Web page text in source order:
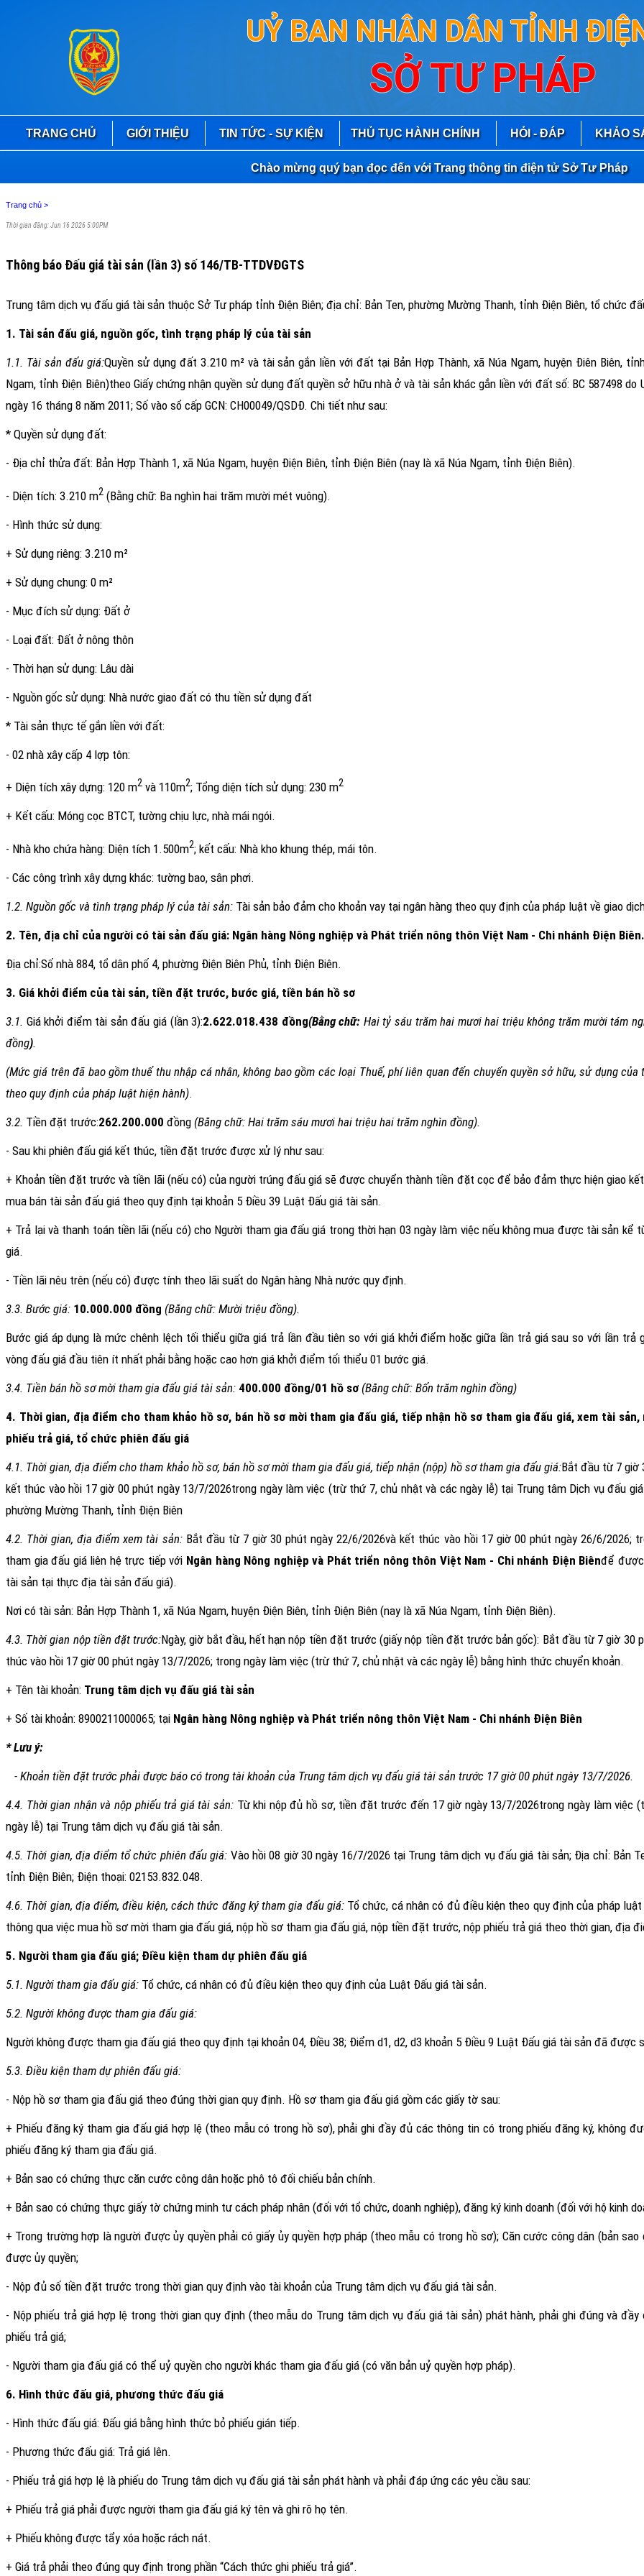
UỶ BAN NHÂN DÂN TỈNH
SỞ TƯ PHÁP
TRANG CHỦ GIỚI THIỆU TIN TỨC - SỰ KIỆN THỦ TỤC HÀNH CHÍNH HỎI - ĐÁP KHẢO
Chào mừng quý bạn đọc đến với Trang thông tin điện tử Sở Tư Pháp
Trang chủ >
Thời gian đăng: Jun 16 2026 5:00PM
Thông báo Đấu giá tài sản (lần 3) số 146/TB-TTDVĐGTS
Trung tâm dịch vụ đấu giá tài sản thuộc Sở Tư pháp tỉnh Điện Biên; địa chỉ: Bản Ten, phường Mường Thanh, tỉnh Điện Biên, tổ chức
1. Tài sản đấu giá, nguồn gốc, tình trạng pháp lý của tài sản
1.1. Tài sản đấu giá:Quyền sử dụng đất 3.210 m² và tài sản gắn liền với đất tại Bản Hợp Thành, xã Núa Ngam, huyện Điên Biên,
Ngam, tỉnh Điện Biên)theo Giấy chứng nhận quyền sử dụng đất quyền sở hữu nhà ở và tài sản khác gắn liền với đất số: BC 587498 do
ngày 16 tháng 8 năm 2011; Số vào sổ cấp GCN: CH00049/QSDĐ. Chi tiết như sau:
* Quyền sử dụng đất:
- Địa chỉ thửa đất: Bản Hợp Thành 1, xã Núa Ngam, huyện Điện Biên, tỉnh Điện Biên (nay là xã Núa Ngam, tỉnh Điện Biên).
- Diện tích: 3.210 m2 (Bằng chữ: Ba nghìn hai trăm mười mét vuông).
- Hình thức sử dụng:
+ Sử dụng riêng: 3.210 m²
+ Sử dụng chung: 0 m²
- Mục đích sử dụng: Đất ở
- Loại đất: Đất ở nông thôn
- Thời hạn sử dụng: Lâu dài
- Nguồn gốc sử dụng: Nhà nước giao đất có thu tiền sử dụng đất
* Tài sản thực tế gắn liền với đất:
- 02 nhà xây cấp 4 lợp tôn:
+ Diện tích xây dựng: 120 m2 và 110m2; Tổng diện tích sử dụng: 230 m2
+ Kết cấu: Móng cọc BTCT, tường chịu lực, nhà mái ngói.
- Nhà kho chứa hàng: Diện tích 1.500m2; kết cấu: Nhà kho khung thép, mái tôn.
- Các công trình xây dựng khác: tường bao, sân phơi.
1.2. Nguồn gốc và tình trạng pháp lý của tài sản: Tài sản bảo đảm cho khoản vay tại ngân hàng theo quy định của pháp luật về giao
2. Tên, địa chỉ của người có tài sản đấu giá: Ngân hàng Nông nghiệp và Phát triển nông thôn Việt Nam - Chi nhánh Điện Biên.
Địa chỉ:Số nhà 884, tổ dân phố 4, phường Điện Biên Phủ, tỉnh Điện Biên.
3. Giá khởi điểm của tài sản, tiền đặt trước, bước giá, tiền bán hồ sơ
3.1. Giá khởi điểm tài sản đấu giá (lần 3):2.622.018.438 đồng(Bằng chữ: Hai tỷ sáu trăm hai mươi hai triệu không trăm mười tám
đồng).
(Mức giá trên đã bao gồm thuế thu nhập cá nhân, không bao gồm các loại Thuế, phí liên quan đến chuyển quyền sở hữu, sử dụng
theo quy định của pháp luật hiện hành).
3.2. Tiền đặt trước:262.200.000 đồng (Bằng chữ: Hai trăm sáu mươi hai triệu hai trăm nghìn đồng).
- Sau khi phiên đấu giá kết thúc, tiền đặt trước được xử lý như sau:
+ Khoản tiền đặt trước và tiền lãi (nếu có) của người trúng đấu giá sẽ được chuyển thành tiền đặt cọc để bảo đảm thực hiện giao
mua bán tài sản đấu giá theo quy định tại khoản 5 Điều 39 Luật Đấu giá tài sản.
+ Trả lại và thanh toán tiền lãi (nếu có) cho Người tham gia đấu giá trong thời hạn 03 ngày làm việc nếu không mua được tài sản kể
giá.
- Tiền lãi nêu trên (nếu có) được tính theo lãi suất do Ngân hàng Nhà nước quy định.
3.3. Bước giá: 10.000.000 đồng (Bằng chữ: Mười triệu đồng).
Bước giá áp dụng là mức chênh lệch tối thiểu giữa giá trả lần đầu tiên so với giá khởi điểm hoặc giữa lần trả giá sau so với lần trả
vòng đấu giá đầu tiên ít nhất phải bằng hoặc cao hơn giá khởi điểm tối thiểu 01 bước giá.
3.4. Tiền bán hồ sơ mời tham gia đấu giá tài sản: 400.000 đồng/01 hồ sơ (Bằng chữ: Bốn trăm nghìn đồng)
4. Thời gian, địa điểm cho tham khảo hồ sơ, bán hồ sơ mời tham gia đấu giá, tiếp nhận hồ sơ tham gia đấu giá, xem tài
phiếu trả giá, tổ chức phiên đấu giá
4.1. Thời gian, địa điểm cho tham khảo hồ sơ, bán hồ sơ mời tham gia đấu giá, tiếp nhận (nộp) hồ sơ tham gia đấu giá:Bắt đầu từ 7 giờ
kết thúc vào hồi 17 giờ 00 phút ngày 13/7/2026trong ngày làm việc (trừ thứ 7, chủ nhật và các ngày lễ) tại Trung tâm Dịch vụ đấu
phường Mường Thanh, tỉnh Điện Biên
4.2. Thời gian, địa điểm xem tài sản: Bắt đầu từ 7 giờ 30 phút ngày22/6/2026và kết thúc vào hồi 17 giờ 00 phút ngày26/6/2026;
tham gia đấu giáliên hệ trực tiếp với Ngân hàng Nông nghiệp và Phát triển nông thôn Việt Nam - Chi nhánh Điện Biênđể
tài sản tại thực địa tài sản đấu giá).
Nơi có tài sản: Bản Hợp Thành 1, xã Núa Ngam, huyện Điện Biên, tỉnh Điện Biên (nay là xã Núa Ngam, tỉnh Điện Biên).
4.3. Thời gian nộp tiền đặt trước:Ngày, giờ bắt đầu, hết hạn nộp tiền đặt trước (giấy nộp tiền đặt trước bản gốc): Bắt đầu từ 7 giờ 30
thúc vào hồi 17 giờ 00 phút ngày 13/7/2026; trong ngày làm việc (trừ thứ 7, chủ nhật và các ngày lễ) bằng hình thức chuyển khoản.
+ Tên tài khoản: Trung tâm dịch vụ đấu giá tài sản
+ Số tài khoản: 8900211000065; tại Ngân hàng Nông nghiệp và Phát triển nông thôn Việt Nam - Chi nhánh Điện Biên
* Lưu ý:
- Khoản tiền đặt trước phải được báo có trong tài khoản của Trung tâm dịch vụ đấu giá tài sản trước 17 giờ 00 phút ngày 13/7/2026.
4.4. Thời gian nhận và nộp phiếu trả giá tài sản: Từ khi nộp đủ hồ sơ, tiền đặt trước đến 17 giờ ngày 13/7/2026trong ngày làm việc
ngày lễ) tại Trung tâm dịch vụ đấu giá tài sản.
4.5. Thời gian, địa điểm tổ chức phiên đấu giá: Vào hồi08 giờ 30 ngày 16/7/2026tại Trung tâm dịch vụ đấu giá tài sản; Địa chỉ: Bản
tỉnh Điện Biên; Điện thoại: 02153.832.048.
4.6. Thời gian, địa điểm, điều kiện, cách thức đăng ký tham gia đấu giá:Tổ chức, cá nhân có đủ điều kiện theo quy định của pháp
thông qua việc mua hồ sơ mời tham gia đấu giá, nộp hồ sơ tham gia đấu giá, nộp tiền đặt trước, nộp phiếu trả giá theo thời gian, địa
5. Người tham gia đấu giá; Điều kiện tham dự phiên đấu giá
5.1. Người tham gia đấu giá: Tổ chức, cá nhân có đủ điều kiện theo quy định của Luật Đấu giá tài sản.
5.2. Người không được tham gia đấu giá:
Người không được tham gia đấu giá theo quy định tại khoản 04, Điều 38; Điểm d1, d2, d3 khoản 5 Điều 9 Luật Đấu giá tài sản đã được
5.3. Điều kiện tham dự phiên đấu giá:
- Nộp hồ sơ tham gia đấu giá theo đúng thời gian quy định. Hồ sơ tham gia đấu giá gồm các giấy tờ sau:
+ Phiếu đăng ký tham gia đấu giá hợp lệ (theo mẫu có trong hồ sơ), phải ghi đầy đủ các thông tin có trong phiếu đăng ký, không
phiếu đăng ký tham gia đấu giá.
+ Bản sao có chứng thực căn cước công dân hoặc phô tô đối chiếu bản chính.
+ Bản sao có chứng thực giấy tờ chứng minh tư cách pháp nhân (đối với tổ chức, doanh nghiệp), đăng ký kinh doanh (đối với hộ kinh
+ Trong trường hợp là người được ủy quyền phải có giấy ủy quyền hợp pháp (theo mẫu có trong hồ sơ); Căn cước công dân (bản
được ủy quyền;
- Nộp đủ số tiền đặt trước trong thời gian quy định vào tài khoản của Trung tâm dịch vụ đấu giá tài sản.
- Nộp phiếu trả giá hợp lệ trong thời gian quy định (theo mẫu do Trung tâm dịch vụ đấu giá tài sản) phát hành, phải ghi đúng và
phiếu trả giá;
- Người tham gia đấu giá có thể uỷ quyền cho người khác tham gia đấu giá (có văn bản uỷ quyền hợp pháp).
6. Hình thức đấu giá, phương thức đấu giá
- Hình thức đấu giá: Đấu giá bằng hình thức bỏ phiếu gián tiếp.
- Phương thức đấu giá: Trả giá lên.
- Phiếu trả giá hợp lệ là phiếu do Trung tâm dịch vụ đấu giá tài sản phát hành và phải đáp ứng các yêu cầu sau:
+ Phiếu trả giá phải được người tham gia đấu giá ký tên và ghi rõ họ tên.
+ Phiếu không được tẩy xóa hoặc rách nát.
+ Giá trả phải theo đúng quy định trong phần “Cách thức ghi phiếu trả giá”.